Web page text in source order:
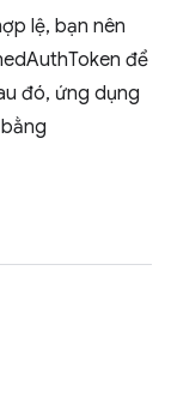
lệ, bạn nên
để
đó, ứng dụng